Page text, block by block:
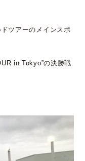
ツアーのメインスポ
in Tokyo”の決勝戦